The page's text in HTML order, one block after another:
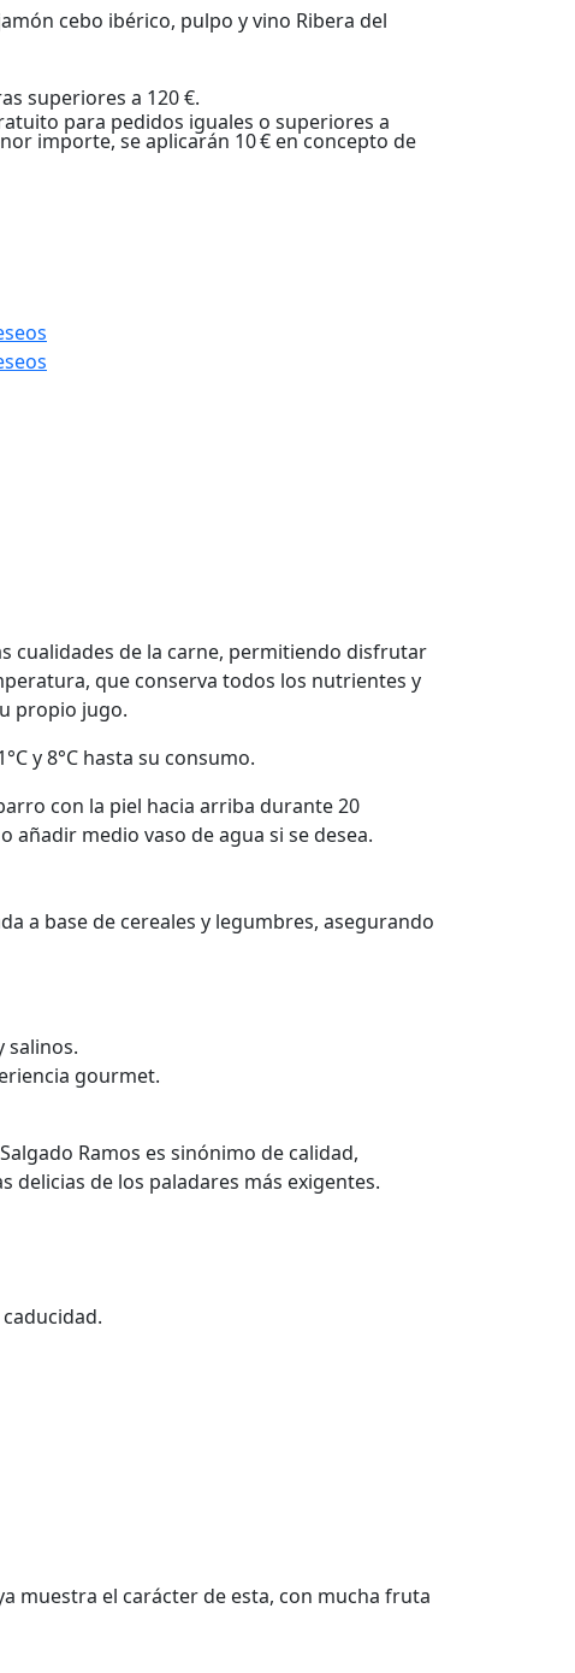
cebo ibérico, pulpo y vino Ribera del
superiores a 120 €.
para pedidos iguales o superiores a
importe, se aplicarán 10 € en concepto de
cualidades de la carne, permitiendo disfrutar
que conserva todos los nutrientes y
propio jugo.
y 8°C hasta su consumo.
con la piel hacia arriba durante 20
medio vaso de agua si se desea.
a base de cereales y legumbres, asegurando
salinos.
gourmet.
Ramos es sinónimo de calidad,
de los paladares más exigentes.
muestra el carácter de esta, con mucha fruta